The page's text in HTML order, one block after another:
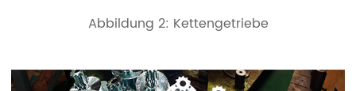
Abbildung 2: Kettengetriebe